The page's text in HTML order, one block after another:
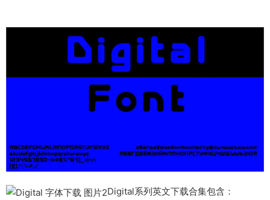
Digital系列英文下载合集包含：